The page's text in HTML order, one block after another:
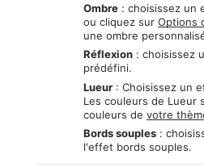
Ombre : choisissez un
ou cliquez surOptions
une ombre
Réflexion : choisissez
prédéfini.
Lueur : Choisissez un
Les couleurs de Lueur
couleurs devotre
Bords souples :
l'effet bords souples.